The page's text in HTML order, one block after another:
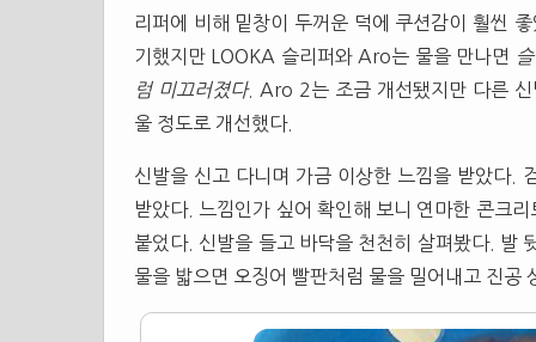
리퍼 에 비해 밑창이 두꺼운 덕에 쿠션감이 훨씬
기했지만 LOOKA 슬리퍼와 Aro는 물을 만나면
럼 미끄러졌다. Aro 2는 조금 개선됐지만 다른
울 정도로 개선했다.
신발을 신고 다니며 가금 이상한 느낌을 받았다.
받았다. 느낌인가 싶어 확인해 보니 연마한 콘크
붙었다. 신발을 들고 바닥을 천천히 살펴봤다. 발
물을 밟으면 오징어 빨판처럼 물을 밀어내고 진공